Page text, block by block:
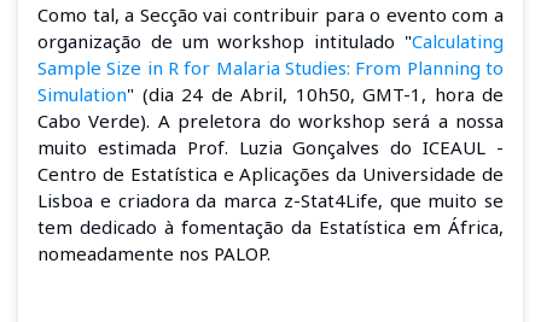
Como tal, a Secção vai contribuir para o evento com a
organização de um workshop intitulado "Calculating
Sample Size in R for Malaria Studies: From Planning to
Simulation" (dia 24 de Abril, 10h50, GMT-1, hora de
Cabo Verde). A preletora do workshop será a nossa
muito estimada Prof. Luzia Gonçalves do ICEAUL -
Centro de Estatística e Aplicações da Universidade de
Lisboa e criadora da marca z-Stat4Life, que muito se
tem dedicado à fomentação da Estatística em África,
nomeadamente nos PALOP.